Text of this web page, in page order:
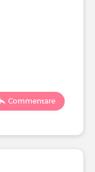
Commentare